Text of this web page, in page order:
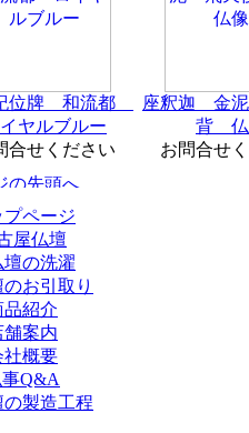
位牌 和流都
ヤルブルー
合せください
座釈迦 金
背 仏
お問合せ
プページ
屋仏壇
壇の洗濯
お引取り
品紹介
舗案内
社概要
Q&A
の製造工程